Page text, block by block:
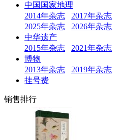
中国国家地理
2014年杂志
2017年杂志
2025年杂志
2026年杂志
中华遗产
2015年杂志
2021年杂志
博物
2013年杂志
2019年杂志
挂号费
销售排行